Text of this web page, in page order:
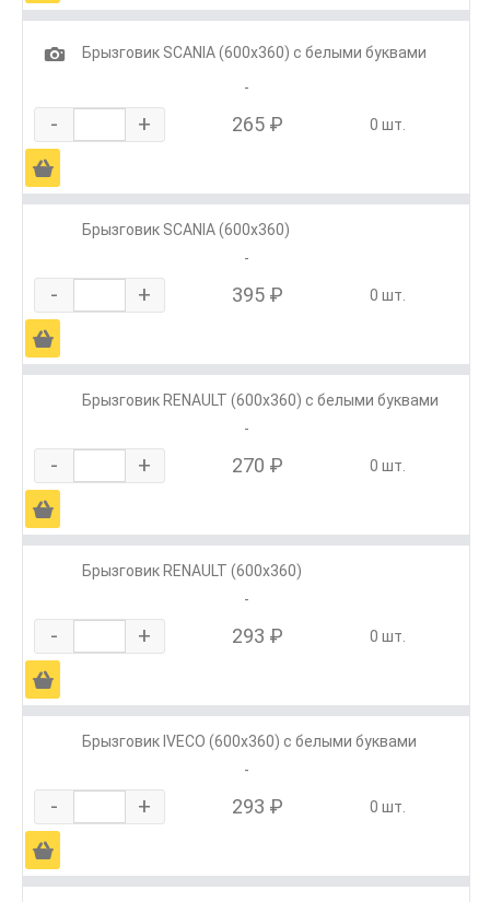
1
Брызговик SCANIA (600х360) с белыми буквами
-
- + 265 ₽ 0 шт.
Ä
Брызговик SCANIA (600х360)
-
- + 395 ₽ 0 шт.
Ä
Брызговик RENAULT (600х360) с белыми буквами
-
- + 270 ₽ 0 шт.
Ä
Брызговик RENAULT (600х360)
-
- + 293 ₽ 0 шт.
Ä
Брызговик IVECO (600х360) с белыми буквами
-
- + 293 ₽ 0 шт.
Ä